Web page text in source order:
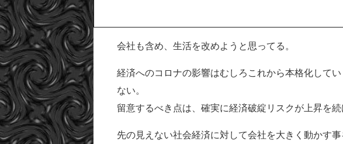
会社も含め、生活を改めようと思ってる。
経済へのコロナの影響はむしろこれから本格化して
ない。
留意するべき点は、確実に経済破綻リスクが上昇を
先の見えない社会経済に対して会社を大きく動かす